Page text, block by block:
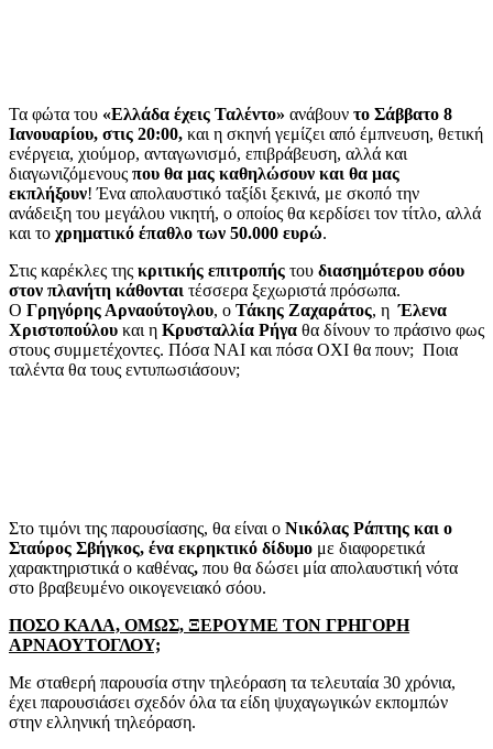
Τα φώτα του «Ελλάδα έχεις Ταλέντο» ανάβουν το Σάββατο 8
Ιανουαρίου, στις 20:00, και η σκηνή γεμίζει από έμπνευση, θετική
ενέργεια, χιούμορ, ανταγωνισμό, επιβράβευση, αλλά και
διαγωνιζόμενους που θα μας καθηλώσουν και θα μας
εκπλήξουν! Ένα απολαυστικό ταξίδι ξεκινά, με σκοπό την
ανάδειξη του μεγάλου νικητή, ο οποίος θα κερδίσει τον τίτλο, αλλά
και το χρηματικό έπαθλο των 50.000 ευρώ.
Στις καρέκλες της κριτικής επιτροπής του διασημότερου σόου
στον πλανήτη κάθονται τέσσερα ξεχωριστά πρόσωπα.
Ο Γρηγόρης Αρναούτογλου, ο Τάκης Ζαχαράτος, ηΈλενα
Χριστοπούλου και η Κρυσταλλία Ρήγα θα δίνουν το πράσινο φως
στους συμμετέχοντες. Πόσα ΝΑΙ και πόσα ΟΧΙ θα πουν; Ποια
ταλέντα θα τους εντυπωσιάσουν;
Στο τιμόνι της παρουσίασης, θα είναι ο Νικόλας Ράπτης και ο
Σταύρος Σβήγκος, ένα εκρηκτικό δίδυμο με διαφορετικά
χαρακτηριστικά ο καθένας, που θα δώσει μία απολαυστική νότα
στο βραβευμένο οικογενειακό σόου.
ΠΟΣΟ ΚΑΛΑ, ΟΜΩΣ, ΞΕΡΟΥΜΕ ΤΟΝ ΓΡΗΓΟΡΗ
ΑΡΝΑΟΥΤΟΓΛΟΥ;
Με σταθερή παρουσία στην τηλεόραση τα τελευταία 30 χρόνια,
έχει παρουσιάσει σχεδόν όλα τα είδη ψυχαγωγικών εκπομπών
στην ελληνική τηλεόραση.